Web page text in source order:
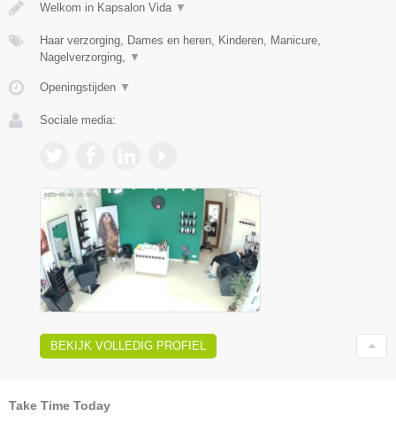
Welkom in Kapsalon Vida ▼
Haar verzorging, Dames en heren, Kinderen, Manicure,
Nagelverzorging, ▼
Openingstijden ▼
Sociale media:
BEKIJK VOLLEDIG PROFIEL
Take Time Today